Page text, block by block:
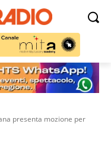
presenta mozione per